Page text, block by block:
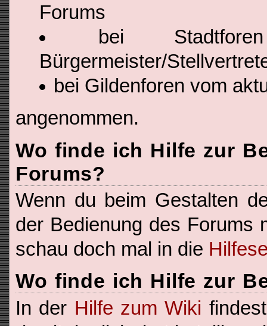
Forums
bei
Bürgermeister/
bei Gildenforen vom
angenommen.
Wo finde ich Hilfe zur
Forums?
Wenn du beim Gestalten
der Bedienung des Forums
schau doch mal in die
Wo finde ich Hilfe zur
In der Hilfe zum Wiki